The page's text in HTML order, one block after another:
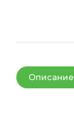
Описание